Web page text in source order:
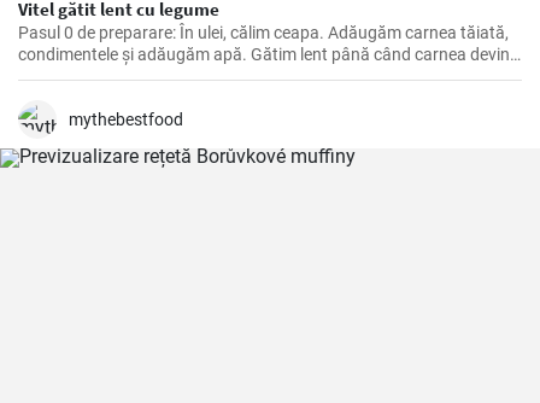
Vitel gătit lent cu legume
Pasul 0 de preparare: În ulei, călim ceapa. Adăugăm carnea tăiată,
condimentele și adăugăm apă. Gătim lent până când carnea devine
moale. Apoi adăugăm legumele, pasta de roșii și gătim până când
clocot. mythebestfood